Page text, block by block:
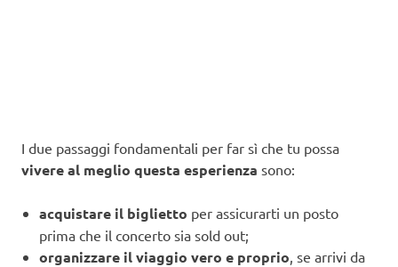
I due passaggi fondamentali per far sì che tu possa
vivere al meglio questa esperienza sono:
acquistare il biglietto per assicurarti un posto
prima che il concerto sia sold out;
organizzare il viaggio vero e proprio , se arrivi da